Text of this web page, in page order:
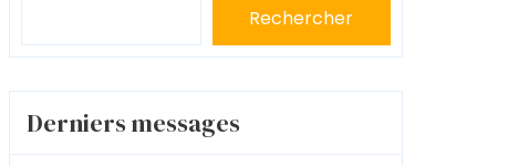
Rechercher
Derniers messages